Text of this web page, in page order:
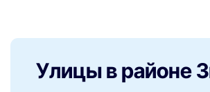
Улицы в районе